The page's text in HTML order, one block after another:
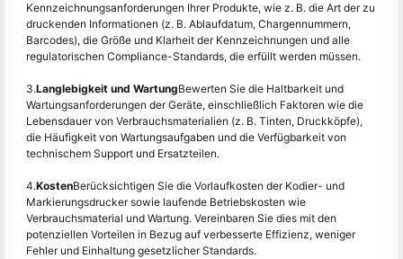
Kennzeichnungsanforderungen Ihrer Produkte, wie z. B. die Art der zu
druckenden Informationen (z. B. Ablaufdatum, Chargennummern,
Barcodes), die Größe und Klarheit der Kennzeichnungen und alle
regulatorischen Compliance-Standards, die erfüllt werden müssen.
3.Langlebigkeit und WartungBewerten Sie die Haltbarkeit und
Wartungsanforderungen der Geräte, einschließlich Faktoren wie die
Lebensdauer von Verbrauchsmaterialien (z. B. Tinten, Druckköpfe),
die Häufigkeit von Wartungsaufgaben und die Verfügbarkeit von
technischem Support und Ersatzteilen.
4.KostenBerücksichtigen Sie die Vorlaufkosten der Kodier- und
Markierungsdrucker sowie laufende Betriebskosten wie
Verbrauchsmaterial und Wartung. Vereinbaren Sie dies mit den
potenziellen Vorteilen in Bezug auf verbesserte Effizienz, weniger
Fehler und Einhaltung gesetzlicher Standards.